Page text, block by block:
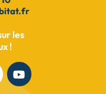
les
!